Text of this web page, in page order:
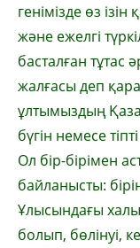
генімізде өз
жә­не ежелгі
басталған тұтас
жалғасы деп
ұлтымыздың
бүгін немесе
Ол бір-бірімен
байланысты:
Ұлысын­дағы
бо­лып, бөлінуі,